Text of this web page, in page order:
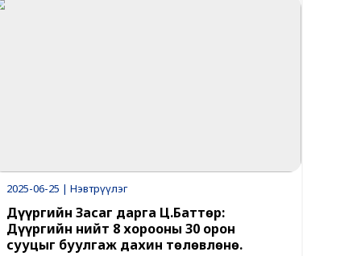
2025-06-25 | Нэвтрүүлэг
Дүүргийн Засаг дарга Ц.Баттөр:
Дүүргийн нийт 8 хорооны 30 орон
сууцыг буулгаж дахин төлөвлөнө.